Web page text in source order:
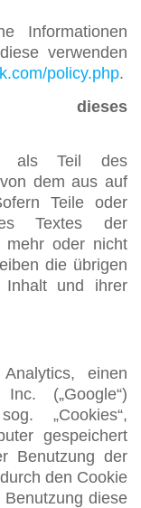
Informationen
verwenden
policy.php.
dieses
als Teil des
dem aus auf
Teile oder
Textes der
mehr oder nicht
die übrigen
Inhalt und ihrer
einen
(„Google“)
„Cookies“,
gespeichert
Benutzung der
den Cookie
diese